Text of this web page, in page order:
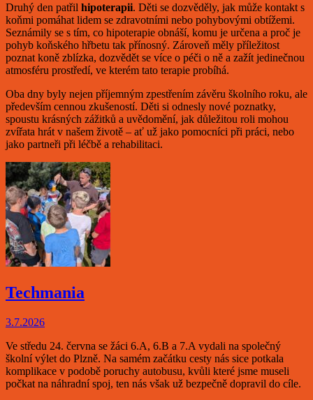
Druhý den patřil hipoterapii. Děti se dozvěděly, jak může kontakt s
koňmi pomáhat lidem se zdravotními nebo pohybovými obtížemi.
Seznámily se s tím, co hipoterapie obnáší, komu je určena a proč je
pohyb koňského hřbetu tak přínosný. Zároveň měly příležitost
poznat koně zblízka, dozvědět se více o péči o ně a zažít jedinečnou
atmosféru prostředí, ve kterém tato terapie probíhá.
Oba dny byly nejen příjemným zpestřením závěru školního roku, ale
především cennou zkušeností. Děti si odnesly nové poznatky,
spoustu krásných zážitků a uvědomění, jak důležitou roli mohou
zvířata hrát v našem životě – ať už jako pomocníci při práci, nebo
jako partneři při léčbě a rehabilitaci.
Techmania
3.7.2026
Ve středu 24. června se žáci 6.A, 6.B a 7.A vydali na společný
školní výlet do Plzně. Na samém začátku cesty nás sice potkala
komplikace v podobě poruchy autobusu, kvůli které jsme museli
počkat na náhradní spoj, ten nás však už bezpečně dopravil do cíle.